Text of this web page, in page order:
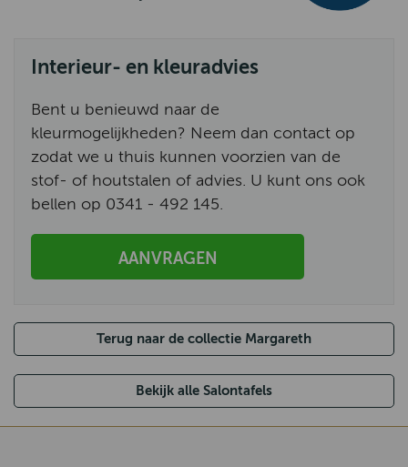
Interieur- en kleuradvies
Bent u benieuwd naar de
kleurmogelijkheden? Neem dan contact op
zodat we u thuis kunnen voorzien van de
stof- of houtstalen of advies. U kunt ons ook
bellen op 0341 - 492 145.
AANVRAGEN
Terug naar de collectie Margareth
Bekijk alle Salontafels